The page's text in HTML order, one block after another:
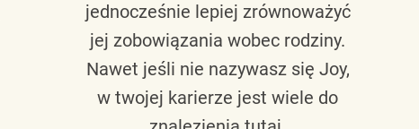
jednocześnie lepiej zrównoważyć
jej zobowiązania wobec rodziny.
Nawet jeśli nie nazywasz się Joy,
w twojej karierze jest wiele do